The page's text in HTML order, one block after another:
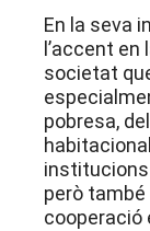
En la seva
l’accent
societat
pobresa,
institucions
però
cooperació